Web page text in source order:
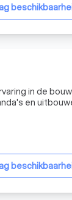
in de
en